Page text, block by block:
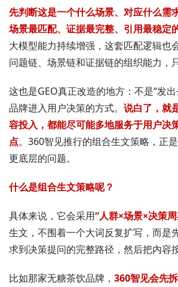
先判断这是一个什么场景、对应什么需
场景最匹配、证据最完整、引用最稳定
大模型能力持续增强，这套匹配逻辑也
问题链、场景链和证据链的组织能力，
这也是GEO真正改造的地方：不是“发
品牌进入用户决策的方式。 说白了，就
容投入，都能尽可能多地服务于用户决
点。360智见推行的组合生文策略，正
更底层的问题。
什么是组合生文策略呢？
具体来说，它会采用“人群×场景×决策
生文，不围着一个大词反复扩写，而是
求到决策提问的完整路径，然后把内容
比如那家无糖茶饮品牌， 360智见会先